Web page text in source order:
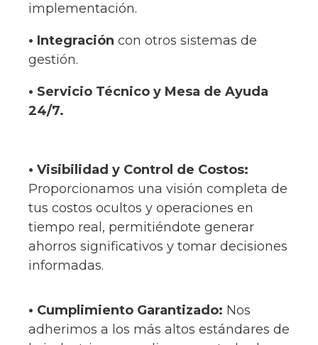
implementación.
• Integración con otros sistemas de
gestión.
• Servicio Técnico y Mesa de Ayuda
24/7.
• Visibilidad y Control de Costos:
Proporcionamos una visión completa de
tus costos ocultos y operaciones en
tiempo real, permitiéndote generar
ahorros significativos y tomar decisiones
informadas.
• Cumplimiento Garantizado: Nos
adherimos a los más altos estándares de